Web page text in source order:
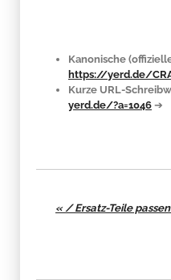
Kanonische
https://yerd.de/
Kurze URL-
yerd.de/?a=1046 ➔
« / Ersatz-Teile